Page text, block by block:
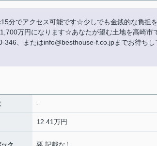
分でアクセス可能です☆少しでも金銭的な負担
万円になります☆あなたが望む土地を高崎市
、またはinfo@besthouse-f.co.jpまでお待ちし
-
12.41万円
ク 要 記載なし